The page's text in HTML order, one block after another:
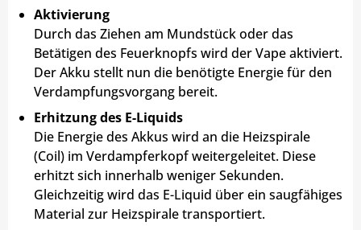
Aktivierung
Durch das Ziehen am Mundstück oder das
Betätigen des Feuerknopfs wird der Vape aktiviert.
Der Akku stellt nun die benötigte Energie für den
Verdampfungsvorgang bereit.
Erhitzung des E-Liquids
Die Energie des Akkus wird an die Heizspirale
(Coil) im Verdampferkopf weitergeleitet. Diese
erhitzt sich innerhalb weniger Sekunden.
Gleichzeitig wird das E-Liquid über ein saugfähiges
Material zur Heizspirale transportiert.